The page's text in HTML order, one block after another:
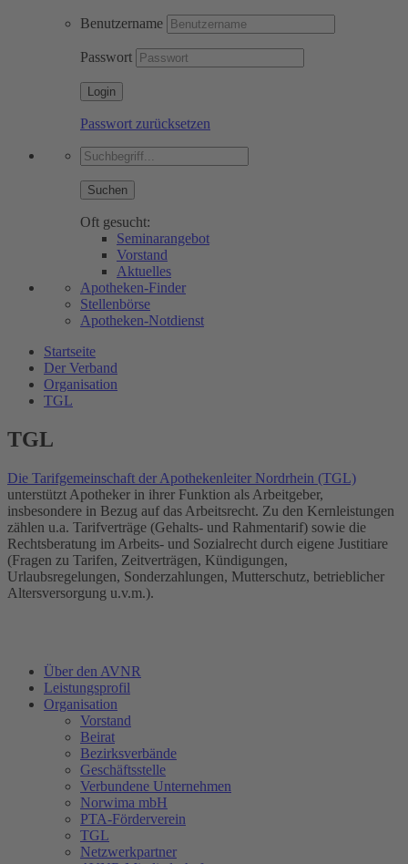
Benutzername
Passwort
Passwort zurücksetzen
Suchen
Oft gesucht:
Seminarangebot
Vorstand
Aktuelles
Apotheken-Finder
Stellenbörse
Apotheken-Notdienst
Startseite
Der Verband
Organisation
TGL
TGL
Die Tarifgemeinschaft der Apothekenleiter Nordrhein (TGL)
unterstützt Apotheker in ihrer Funktion als Arbeitgeber,
insbesondere in Bezug auf das Arbeitsrecht. Zu den Kernleistungen
zählen u.a. Tarifverträge (Gehalts- und Rahmentarif) sowie die
Rechtsberatung im Arbeits- und Sozialrecht durch eigene Justitiare
(Fragen zu Tarifen, Zeitverträgen, Kündigungen,
Urlaubsregelungen, Sonderzahlungen, Mutterschutz, betrieblicher
Altersversorgung u.v.m.).
Über den AVNR
Leistungsprofil
Organisation
Vorstand
Beirat
Bezirksverbände
Geschäftsstelle
Verbundene Unternehmen
Norwima mbH
PTA-Förderverein
TGL
Netzwerkpartner